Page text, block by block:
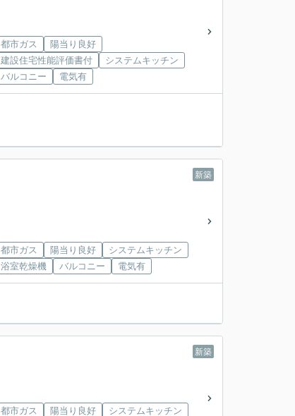
都市ガス
陽当り良好
建設住宅性能評価書付
システムキッチン
バルコニー
電気有
新築
都市ガス 陽当り良好
システムキッチン
浴室乾燥機
バルコニー 電気有
新築
都市ガス 陽当り良好 システムキッチン